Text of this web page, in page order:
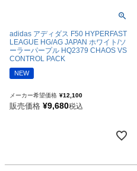
adidas アディダス F50 HYPERFAST
LEAGUE HG/AG JAPAN ホワイト/ソ
ーラーパープル HQ2379 CHAOS VS
CONTROL PACK
NEW
メーカー希望価格 ¥12,100
販売価格 ¥9,680税込